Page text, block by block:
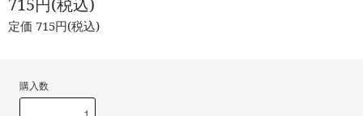
715円(税込)
定価 715円(税込)
購入数